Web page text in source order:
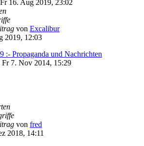
Fr 16. Aug 2019, 23:02
von Excalibur
2019, 12:03
:- Propaganda und Nachrichten
Fr 7. Nov 2014, 15:29
von fred
2018, 14:11